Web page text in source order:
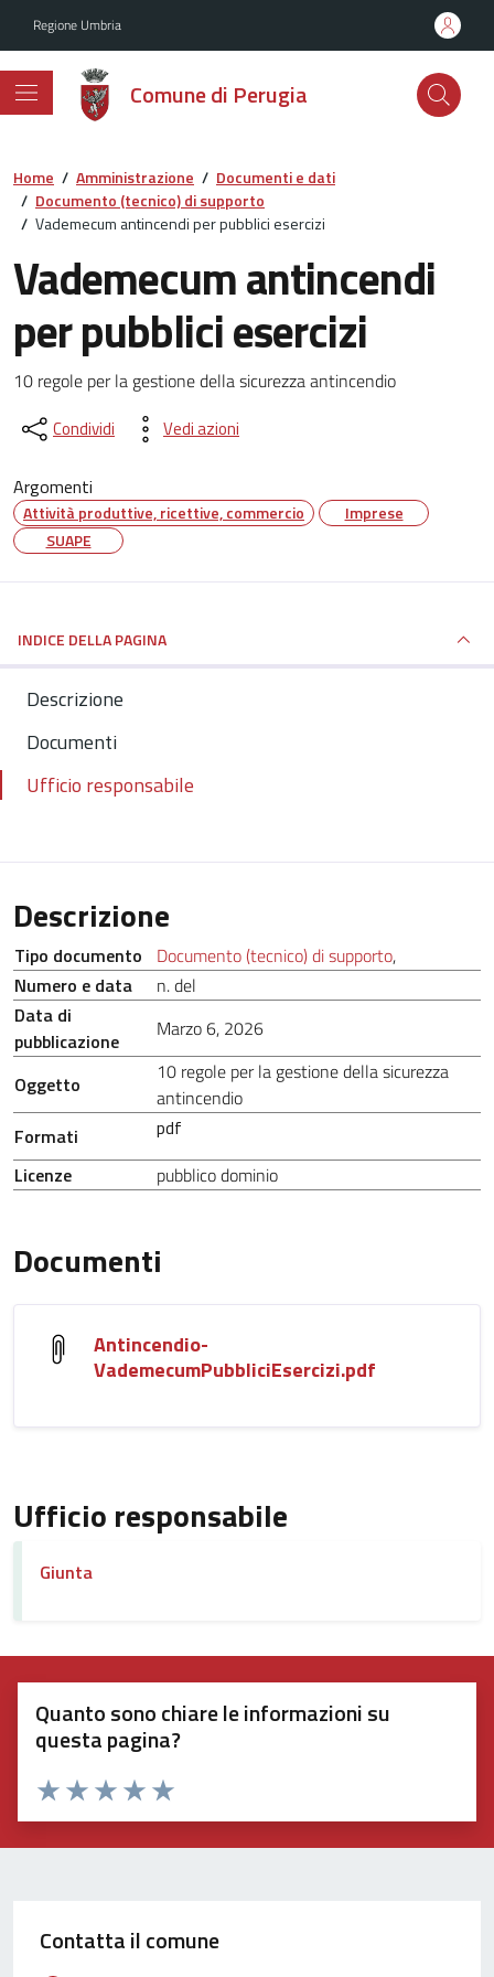
Regione Umbria
Comune di Perugia
Home / Amministrazione / Documenti e dati
/ Documento (tecnico) di supporto
/ Vademecum antincendi per pubblici esercizi
Vademecum antincendi
per pubblici esercizi
Dettagli del documento
10 regole per la gestione della sicurezza antincendio
Condividi Vedi azioni
Argomenti
Attività produttive, ricettive, commercio
Imprese
SUAPE
INDICE DELLA PAGINA
Descrizione
Documenti
Ufficio responsabile
Descrizione
Tipo documento Documento (tecnico) di supporto,
Numero e data
n. del
Data di
pubblicazione
Marzo 6, 2026
Oggetto
10 regole per la gestione della sicurezza
antincendio
Formati
pdf
Licenze
pubblico dominio
Documenti
Antincendio-
VademecumPubbliciEsercizi.pdf
Ufficio responsabile
Giunta
Quanto sono chiare le informazioni su
questa pagina?
Valuta 5 stelle su 5
Valuta 4 stelle su 5
Valuta 3 stelle su 5
Valuta 2 stelle su 5
Valuta 1 stelle su 5
Contatta il comune